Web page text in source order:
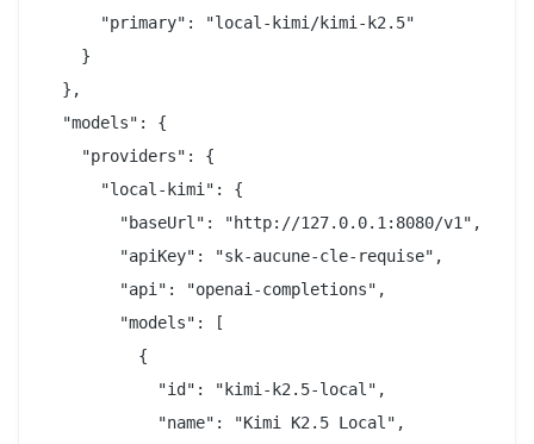
      "primary": "local-kimi/kimi-k2.5"
    }
  },
  "models": {
    "providers": {
      "local-kimi": {
        "baseUrl": "http://127.0.0.1:8080/v1",
        "apiKey": "sk-aucune-cle-requise",
        "api": "openai-completions",
        "models": [
          {
            "id": "kimi-k2.5-local",
            "name": "Kimi K2.5 Local",